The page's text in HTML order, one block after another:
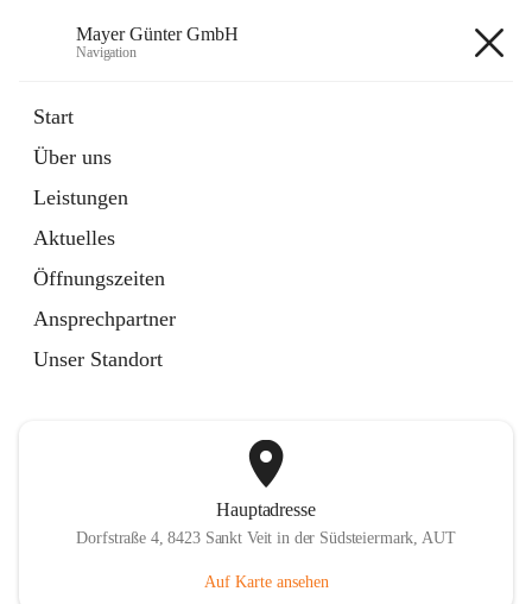
Mayer Günter GmbH
Navigation
Start
Über uns
Leistungen
Aktuelles
Öffnungszeiten
Ansprechpartner
Unser Standort
Artikel
in
Tab
TRANSPORTE
Artikel
öffnet
in
neuem
Tab
Hauptadresse
Dorfstraße 4, 8423 Sankt Veit in der Südsteiermark, AUT
Auf Karte ansehen